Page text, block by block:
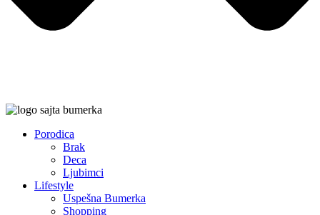
Porodica
Brak
Deca
Ljubimci
Lifestyle
Uspešna Bumerka
Shopping